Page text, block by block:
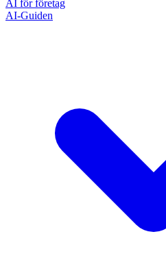
AI för företag
AI-Guiden